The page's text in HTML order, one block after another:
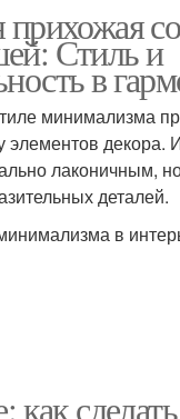
со
Стиль и
в
минимализма
декора.
лаконичным,
деталей.
в